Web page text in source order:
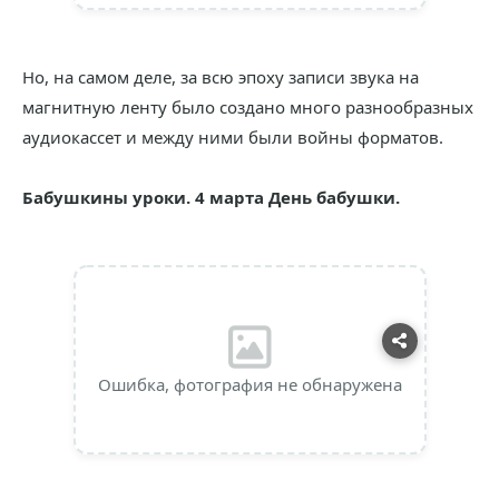
Но, на самом деле, за всю эпоху записи звука на
магнитную ленту было создано много разнообразных
аудиокассет и между ними были войны форматов.
Бабушкины уроки. 4 марта День бабушки.
Ошибка, фотография не обнаружена